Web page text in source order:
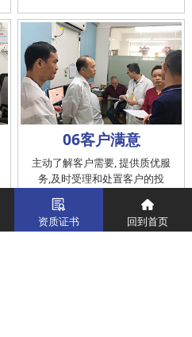
06客户满意
主动了解客户需要, 提供质优服
务,及时受理和处置客户的投
诉，提供快捷、方便的后续服
资质证书 回到首页